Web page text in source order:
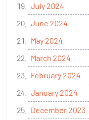
July 2024
June 2024
May 2024
March 2024
February 2024
January 2024
December 2023